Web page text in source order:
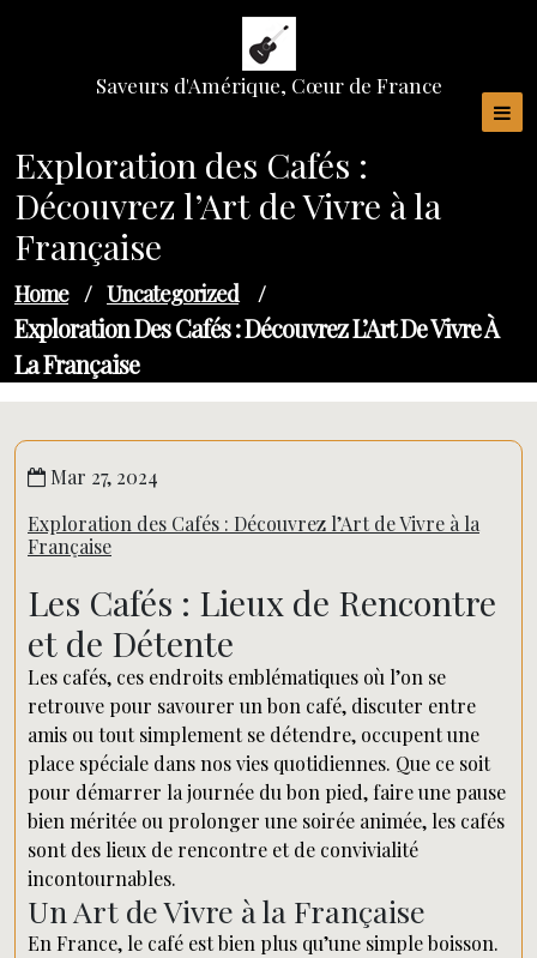
Saveurs d'Amérique, Cœur de France
Exploration des Cafés :
Découvrez l’Art de Vivre à la
Française
Home / Uncategorized /
Exploration Des Cafés : Découvrez L’Art De Vivre À
La Française
Mar 27, 2024
Exploration des Cafés : Découvrez l’Art de Vivre à la
Française
Les Cafés : Lieux de Rencontre
et de Détente
Les cafés, ces endroits emblématiques où l’on se
retrouve pour savourer un bon café, discuter entre
amis ou tout simplement se détendre, occupent une
place spéciale dans nos vies quotidiennes. Que ce soit
pour démarrer la journée du bon pied, faire une pause
bien méritée ou prolonger une soirée animée, les cafés
sont des lieux de rencontre et de convivialité
incontournables.
Un Art de Vivre à la Française
En France, le café est bien plus qu’une simple boisson.